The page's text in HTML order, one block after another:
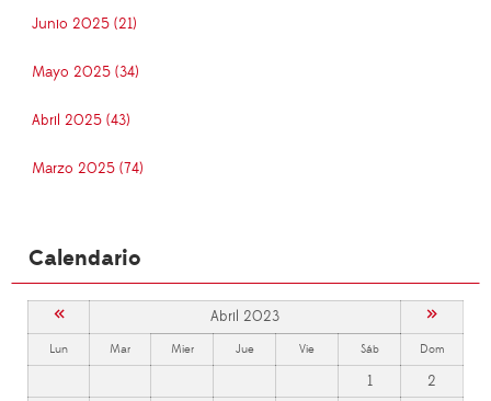
Junio 2025 (21)
Mayo 2025 (34)
Abril 2025 (43)
Marzo 2025 (74)
Calendario
« Abril 2023 »
Lun Mar Mier Jue Vie Sáb Dom
1
2